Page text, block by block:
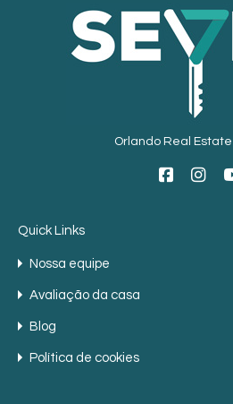
Orlando Real Estate
Quick Links
Nossa equipe
Avaliação da casa
Blog
Política de cookies